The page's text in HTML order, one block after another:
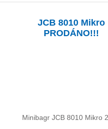
JCB 8010 Mikro
PRODÁNO!!!
Minibagr JCB 8010 Mikro